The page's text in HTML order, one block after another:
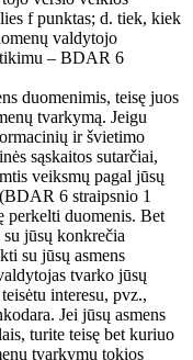
f punktas; d. tiek, kiek
valdytojo
– BDAR 6
duomenimis, teisę juos
tvarkymą. Jeigu
ir švietimo
sąskaitos sutarčiai,
veiksmų pagal jūsų
6 straipsnio 1
perkelti duomenis. Bet
jūsų konkrečia
su jūsų asmens
tvarko jūsų
interesu, pvz.,
Jei jūsų asmens
turite teisę bet kuriuo
tvarkymu tokios